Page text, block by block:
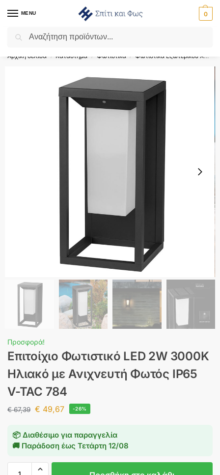
MENU 0
Flash Sale ⚡ 10% Έκπτωση με τον κωδικό ‘SPRING’!
Αρχική σελίδα / Κατάστημα / Φωτιστικά / Φωτιστικά Εξωτερικού Χώρου
Προσφορά!
Επιτοίχιο Φωτιστικό LED 2W 3000K
Ηλιακό με Aνιχνευτή Φωτός IP65
V-TAC 784
€67,39 € 49,67 -26%
📦 Διαθέσιμο για παραγγελία
🚚 Παράδοση έως Τετάρτη 12/08